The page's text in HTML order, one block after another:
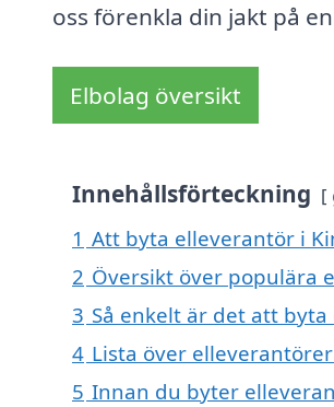
oss förenkla din jakt på
Elbolag översikt
Innehållsförteckning
1 Att byta elleverantör i
2 Översikt över populära
3 Så enkelt är det att
4 Lista över
5 Innan du byter